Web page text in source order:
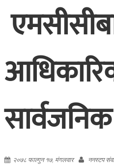
२०७८ फाल्गुन १७, मंगलवार ननस्टप